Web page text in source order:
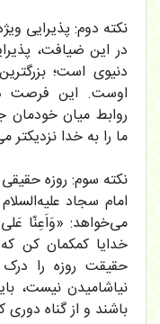
نکته دوم: پذیرایی
در این ضیافت،
دنیوی است؛
اوست. این فرصت
روابط میان خودمان
ما را به خدا نزدیکتر
نکته سوم: روزه حقیقی
امام سجاد
می‌خواهد: «وَاَعِنّا
خدایا کمکمان کن
حقیقت روزه را
نیاشامیدن نیست،
باشند و از گناه دوری